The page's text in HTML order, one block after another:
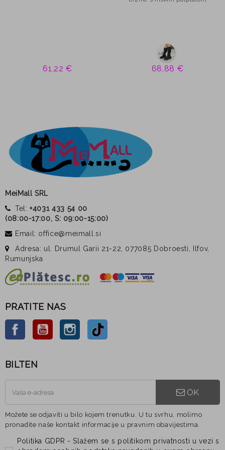
61,22 € 68,88 €
MeiMall SRL
Tel:+4031 433 54 00
(08:00-17:00, S: 09:00-15:00)
Email: office@meimall.si
Adresa: ul. Drumul Garii 21-22, 077085 Dobroesti, Ilfov,
Rumunjska
PRATITE NAS
FacebookYouTube Instagram
BILTEN
OK
Možete se odjaviti u bilo kojem trenutku. U tu svrhu, molimo
pronađite naše kontakt informacije u pravnim obavijestima.
Politika GDPR - Slažem se s politikom privatnosti u vezi s